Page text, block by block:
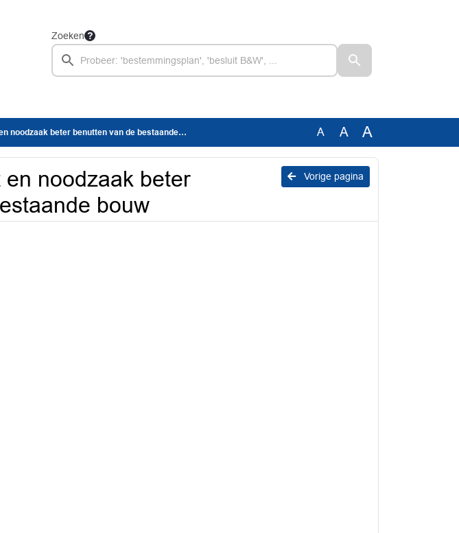
Zoeken
noodzaak beter benutten van de bestaande bouw A A A
Vorige pagina
noodzaak beter
bouw